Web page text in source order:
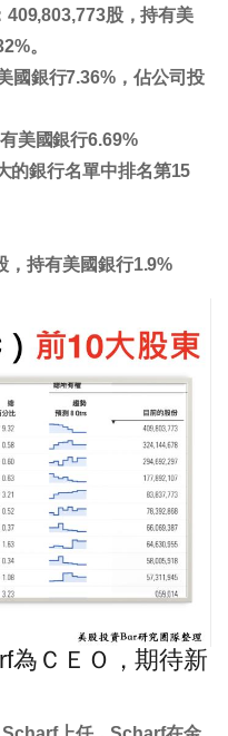
股，持有美
。
國銀行7.36%，佔公司投
美國銀行6.69%
的銀行名單中排名第15
，持有美國銀行1.9%
為ＣＥＯ，期待新